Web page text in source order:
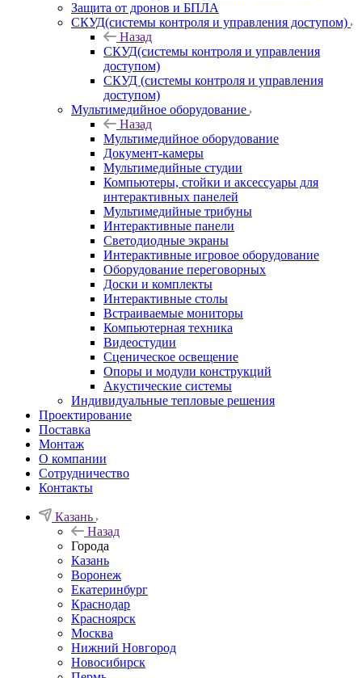
Защита от дронов и БПЛА
СКУД(системы контроля и управления доступом)
Назад
СКУД(системы контроля и управления
доступом)
СКУД (системы контроля и управления
доступом)
Мультимедийное оборудование
Назад
Мультимедийное оборудование
Документ-камеры
Мультимедийные студии
Компьютеры, стойки и аксессуары для
интерактивных панелей
Мультимедийные трибуны
Интерактивные панели
Светодиодные экраны
Интерактивные игровое оборудование
Оборудование переговорных
Доски и комплекты
Интерактивные столы
Встраиваемые мониторы
Компьютерная техника
Видеостудии
Cценическое освещение
Опоры и модули конструкций
Акустические системы
Индивидуальные тепловые решения
Проектирование
Поставка
Монтаж
О компании
Сотрудничество
Контакты
Казань
Назад
Города
Казань
Воронеж
Екатеринбург
Краснодар
Красноярск
Москва
Нижний Новгород
Новосибирск